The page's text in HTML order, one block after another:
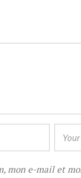
mon e-mail et